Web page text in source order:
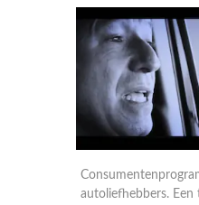
autoliefhebbers. Een